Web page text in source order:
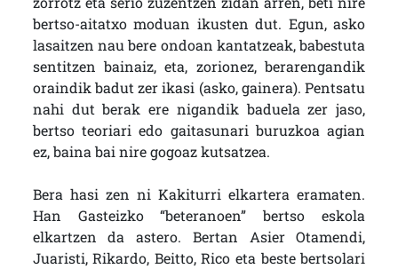
bertso-aitatxo moduan ikusten dut. Egun, asko
lasaitzen nau bere ondoan kantatzeak, babestuta
sentitzen bainaiz, eta, zorionez, berarengandik
oraindik badut zer ikasi (asko, gainera). Pentsatu
nahi dut berak ere nigandik baduela zer jaso,
bertso teoriari edo gaitasunari buruzkoa agian
ez, baina bai nire gogoaz kutsatzea.
Bera hasi zen ni Kakiturri elkartera eramaten.
Han Gasteizko “beteranoen” bertso eskola
elkartzen da astero. Bertan Asier Otamendi,
Juaristi, Rikardo, Beitto, Rico eta beste bertsolari